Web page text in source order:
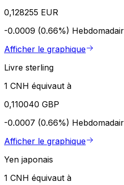
0,128255 EUR
-0.0009 (0.66%)
Afficher le graphique
Livre sterling
1 CNH équivaut à
0,110040 GBP
-0.0007 (0.66%)
Afficher le graphique
Yen japonais
1 CNH équivaut à